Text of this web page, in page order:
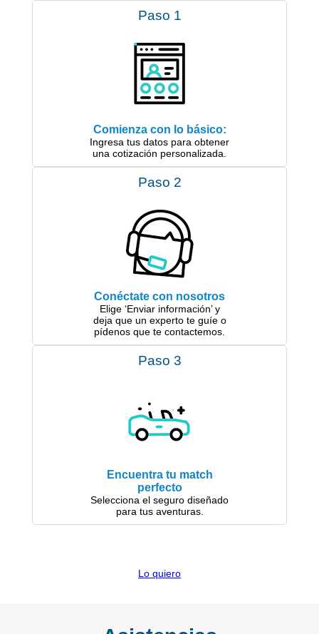
Paso 1
Comienza con lo básico:
Ingresa tus datos para obtener
una cotización personalizada.
Paso 2
Conéctate con nosotros
Elige ‘Enviar información’ y
deja que un experto te guíe o
pídenos que te contactemos.
Paso 3
Encuentra tu match
perfecto
Selecciona el seguro diseñado
para tus aventuras.
Lo quiero